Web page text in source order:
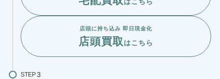
店頭に持ち込み 即日現金化
店頭買取はこちら
STEP